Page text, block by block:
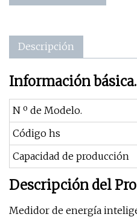
Descripción
Información básica.
N º de Modelo.
Código hs
Capacidad de producción
Descripción del
Medidor de energía